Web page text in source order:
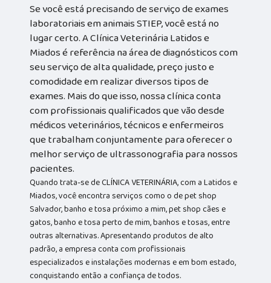
Se você está precisando de serviço de exames
laboratoriais em animais STIEP, você está no
lugar certo. A Clínica Veterinária Latidos e
Miados é referência na área de diagnósticos com
seu serviço de alta qualidade, preço justo e
comodidade em realizar diversos tipos de
exames. Mais do que isso, nossa clínica conta
com profissionais qualificados que vão desde
médicos veterinários, técnicos e enfermeiros
que trabalham conjuntamente para oferecer o
melhor serviço de ultrassonografia para nossos
pacientes.
Quando trata-se de CLÍNICA VETERINÁRIA, com a Latidos e
Miados, você encontra serviços como o de pet shop
Salvador, banho e tosa próximo a mim, pet shop cães e
gatos, banho e tosa perto de mim, banhos e tosas, entre
outras alternativas. Apresentando produtos de alto
padrão, a empresa conta com profissionais
especializados e instalações modernas e em bom estado,
conquistando então a confiança de todos.